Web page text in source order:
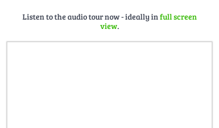
Listen to the audio tour now - ideally infull screen
view.